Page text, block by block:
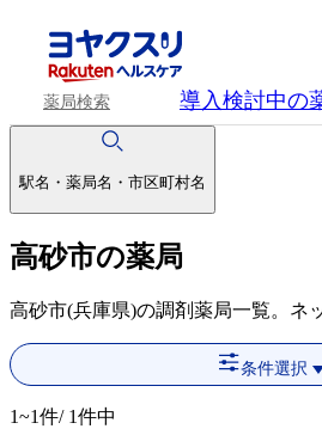
薬局検索 導入検討中の
駅名・薬局名・市区町村名
高砂市の薬局
高砂市(兵庫県)の調剤薬局一覧。ネ
条件選択
1~1件/ 1件中